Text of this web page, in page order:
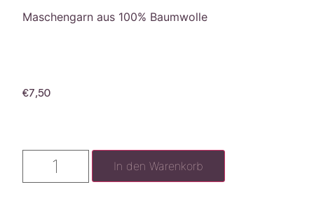
Maschengarn aus 100% Baumwolle
€7,50
In den Warenkorb